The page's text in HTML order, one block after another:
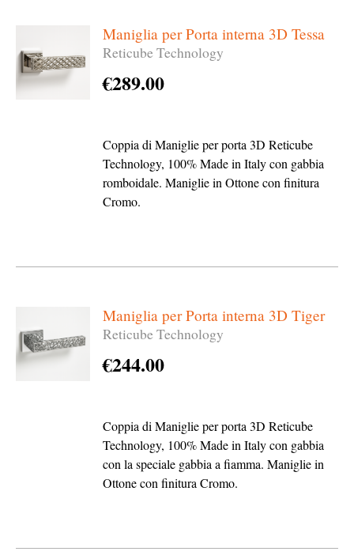
Maniglia per Porta interna 3D Tessa
Reticube Technology
€289.00
Coppia di Maniglie per porta 3D Reticube
Technology, 100% Made in Italy con gabbia
romboidale. Maniglie in Ottone con finitura
Cromo.
Maniglia per Porta interna 3D Tiger
Reticube Technology
€244.00
Coppia di Maniglie per porta 3D Reticube
Technology, 100% Made in Italy con gabbia
con la speciale gabbia a fiamma. Maniglie in
Ottone con finitura Cromo.